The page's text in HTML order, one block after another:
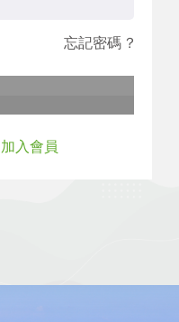
忘記密碼 ?
加入會員